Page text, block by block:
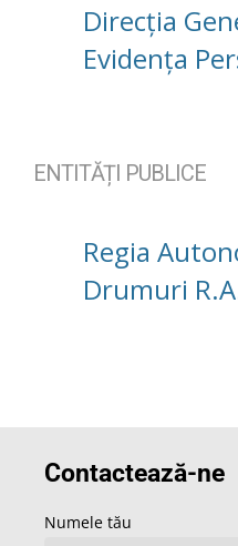
Direcția
Evidența
ENTITĂȚI PUBLICE
Regia
Drumuri